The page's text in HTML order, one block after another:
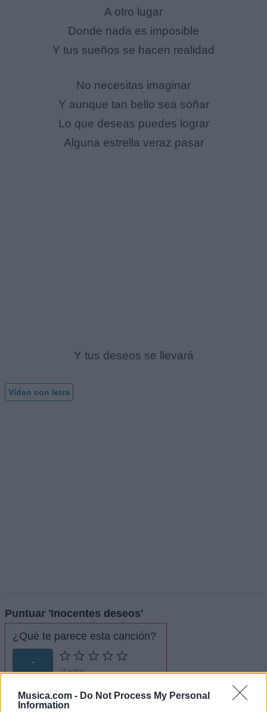
Musica.com - Do Not Process My Personal
Information
A otro lugar
Donde nada es imposible
Y tus sueños se hacen realidad
No necesitas imaginar
Y aunque tan bello sea soñar
Lo que deseas puedes lograr
Alguna estrella veraz pasar
Y tus deseos se llevará
Vídeo con letra
Puntuar 'Inocentes deseos'
¿Qué te parece esta canción?
-
0 votos
Imprimir letra